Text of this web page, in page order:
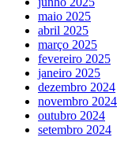
maio 2025
abril 2025
março 2025
fevereiro 2025
janeiro 2025
dezembro 2024
novembro 2024
outubro 2024
setembro 2024